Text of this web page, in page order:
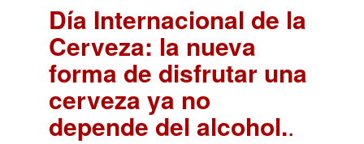
Día Internacional de la
Cerveza: la nueva
forma de disfrutar una
cerveza ya no
depende del alcohol..